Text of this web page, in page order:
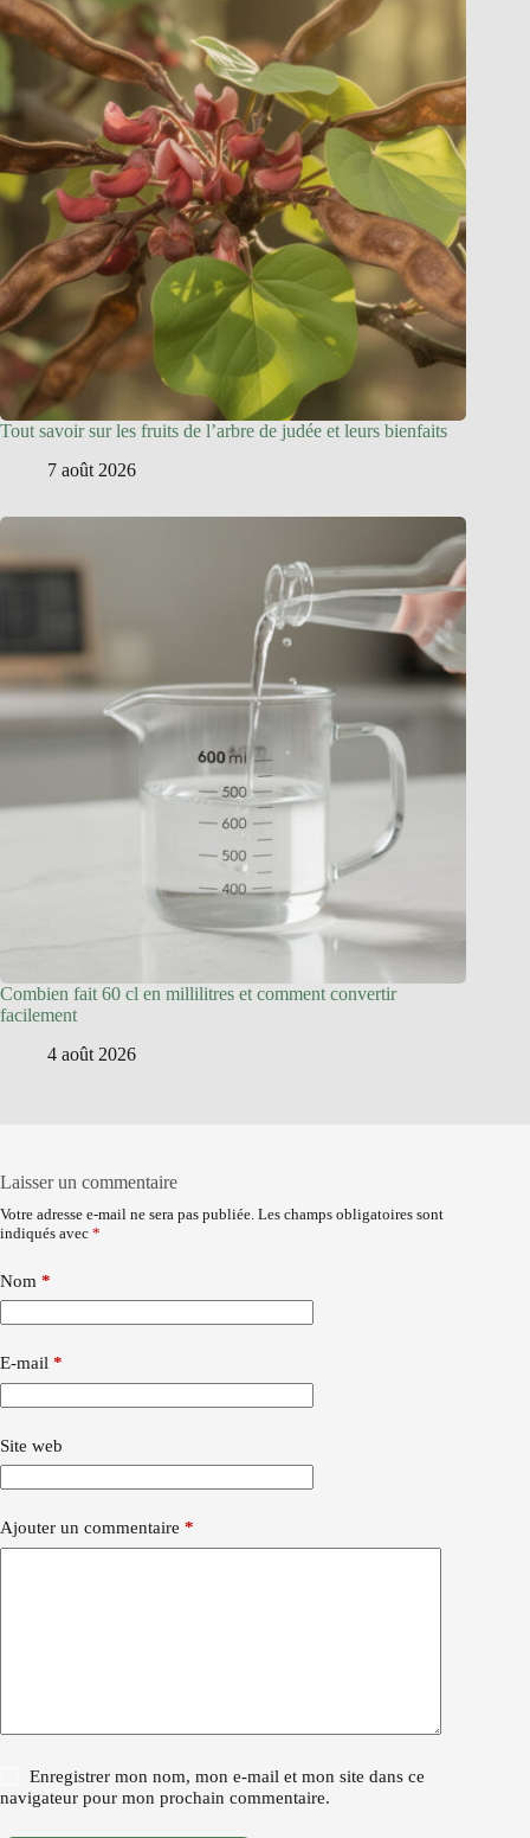
Tout savoir sur les fruits de l’arbre de judée et leurs bienfaits
7 août 2026
Combien fait 60 cl en millilitres et comment convertir
facilement
4 août 2026
Laisser un commentaire
Votre adresse e-mail ne sera pas publiée. Les champs obligatoires sont
indiqués avec *
Nom *
E-mail *
Site web
Ajouter un commentaire *
Enregistrer mon nom, mon e-mail et mon site dans ce
navigateur pour mon prochain commentaire.